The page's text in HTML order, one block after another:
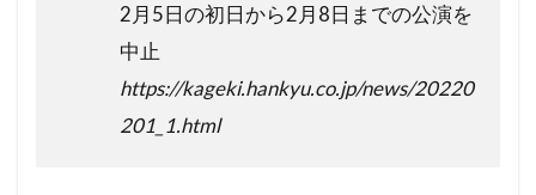
2月5日の初日から2月8日までの公演を
中止
https://kageki.hankyu.co.jp/news/20220
201_1.html